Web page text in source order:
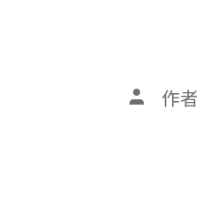
文 作